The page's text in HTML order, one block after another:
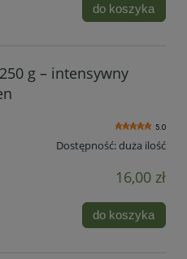
do koszyka
g – intensywny
5.0
Dostępność:duża ilość
16,00 zł
do koszyka